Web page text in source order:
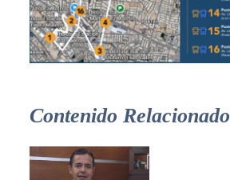
Contenido Relacionado